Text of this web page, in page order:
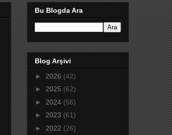
Bu Blogda Ara
Blog Arşivi
► 2026 (42)
► 2025 (62)
► 2024 (56)
► 2023 (61)
► 2022 (26)